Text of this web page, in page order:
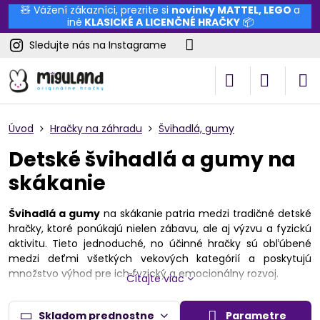
🧸 Vážení zákazníci, prezrite si novinky MATTEL, LEGO a
iné KLASICKÉ A LICENČNÉ HRAČKY📦
Sledujte nás na Instagrame
Úvod Hračky na záhradu Švihadlá, gumy
Detské švihadlá a gumy na
skákanie
Švihadlá a gumyna skákanie patria medzi tradičné detské
hračky, ktoré ponúkajú nielen zábavu, ale aj výzvu a fyzickú
aktivitu. Tieto jednoduché, no účinné hračky sú obľúbené
medzi deťmi všetkých vekových kategórií a poskytujú
množstvo výhod pre ich fyzický a emocionálny rozvoj.
Detské švihadlású ideálnou voľbou pre deti, ktoré radi
cvičia a sú aktívne.Švihadloje nielen skvelým nástrojom na
Čítajte viac
Skladom prednostne Parametre